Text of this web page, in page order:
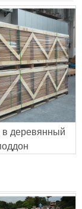
в деревянный